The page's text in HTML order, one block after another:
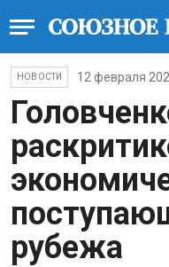
НОВОСТИ 12 февраля
рубежа